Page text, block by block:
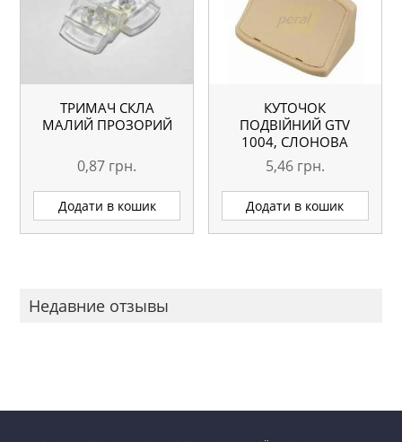
ТРИМАЧ СКЛА
МАЛИЙ ПРОЗОРИЙ
0,87 грн.
Додати в кошик
КУТОЧОК
ПОДВІЙНИЙ GTV
1004, СЛОНОВА
КІСТКА (512)
5,46 грн.
Додати в кошик
Недавние отзывы